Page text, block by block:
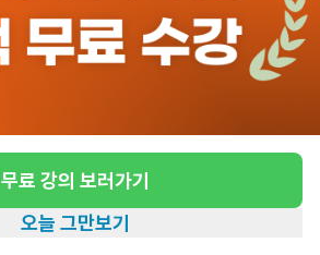
무료 강의 보러가기
오늘 그만보기